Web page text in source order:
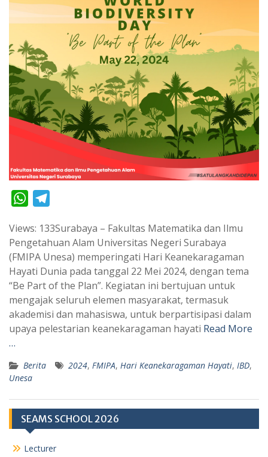
W
a
t
A
p
p
l
e
r
a
m
Views: 133Surabaya – Fakultas Matematika dan Ilmu
Pengetahuan Alam Universitas Negeri Surabaya
(FMIPA Unesa) memperingati Hari Keanekaragaman
Hayati Dunia pada tanggal 22 Mei 2024, dengan tema
“Be Part of the Plan”. Kegiatan ini bertujuan untuk
mengajak seluruh elemen masyarakat, termasuk
akademisi dan mahasiswa, untuk berpartisipasi dalam
upaya pelestarian keanekaragaman hayati Read More
…
Berita 2024, FMIPA, Hari Keanekaragaman Hayati, IBD,
Unesa
SEAMS SCHOOL 2026
Lecturer